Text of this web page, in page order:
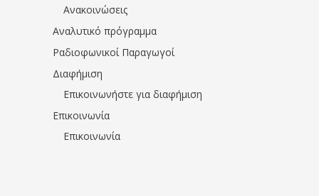
Ανακοινώσεις
Αναλυτικό πρόγραμμα
Ραδιοφωνικοί Παραγωγοί
Διαφήμιση
Επικοινωνήστε για διαφήμιση
Επικοινωνία
Επικοινωνία